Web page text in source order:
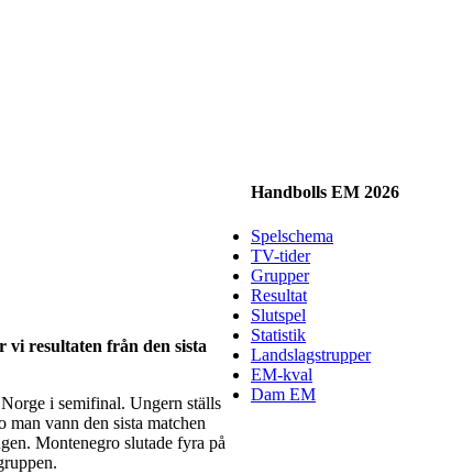
vi resultaten från den sista
i semifinal. Ungern ställs
vann den sista matchen
Montenegro slutade fyra på
Handbolls EM 2026
Spelschema
TV-tider
Grupper
Resultat
Slutspel
Statistik
Landslagstrupper
EM-kval
Dam EM